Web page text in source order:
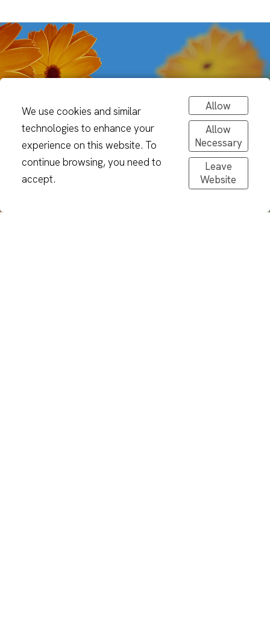
We use cookies and similar
technologies to enhance your
experience on this website. To
continue browsing, you need to
accept.
Allow
Allow
Necessary
Leave
Website